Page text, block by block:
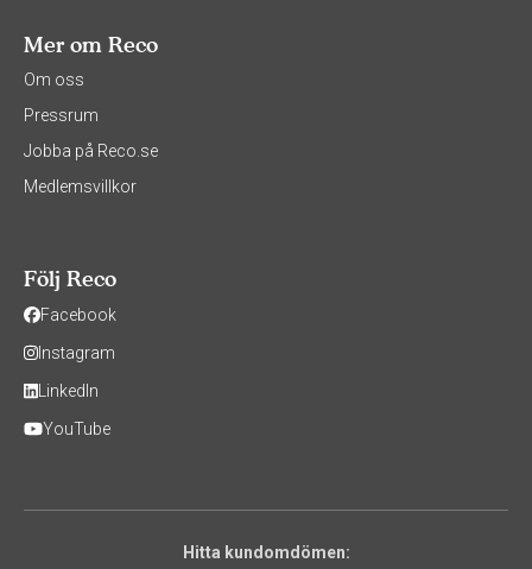
Mer om Reco
Om oss
Pressrum
Jobba på Reco.se
Medlemsvillkor
Följ Reco
Facebook
Instagram
LinkedIn
YouTube
Hitta kundomdömen: